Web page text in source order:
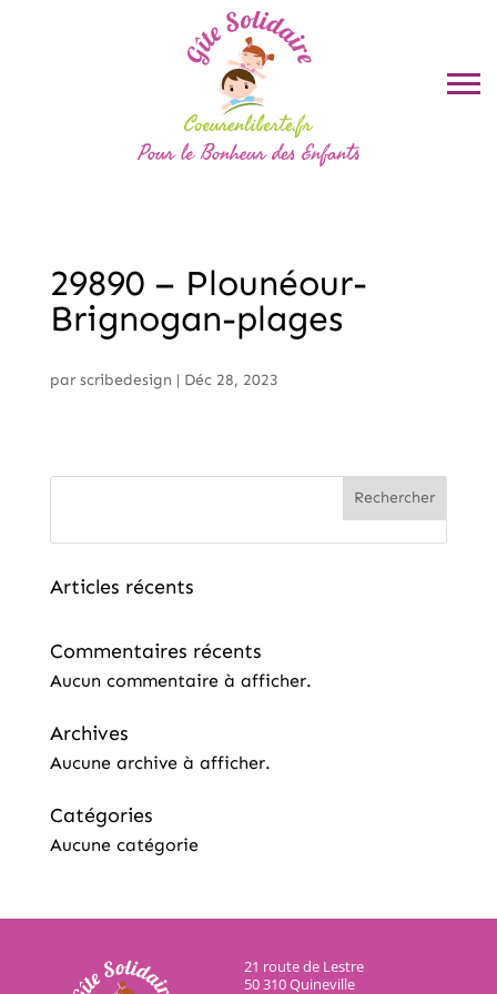
29890 – Plounéour-
Brignogan-plages
par scribedesign | Déc 28, 2023
Rechercher
Articles récents
Commentaires récents
Aucun commentaire à afficher.
Archives
Aucune archive à afficher.
Catégories
Aucune catégorie
21 route de Lestre
50 310 Quineville